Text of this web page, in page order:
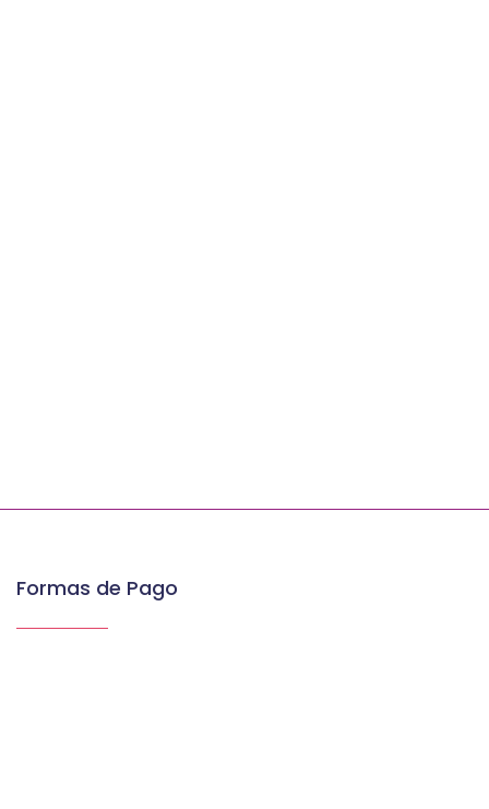
Formas de Pago